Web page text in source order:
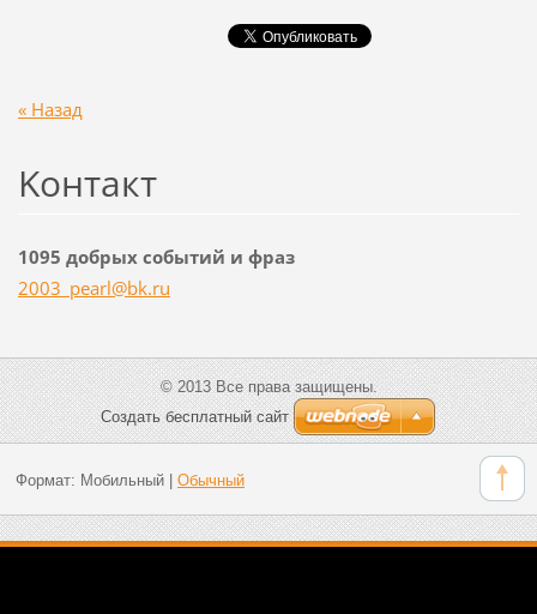
« Назад
Koнтакт
1095 добрых событий и фраз
2003_pearl@bk.ru
© 2013 Все права защищены.
Создать бесплатный сайт
Формат: Мобильный| Обычный